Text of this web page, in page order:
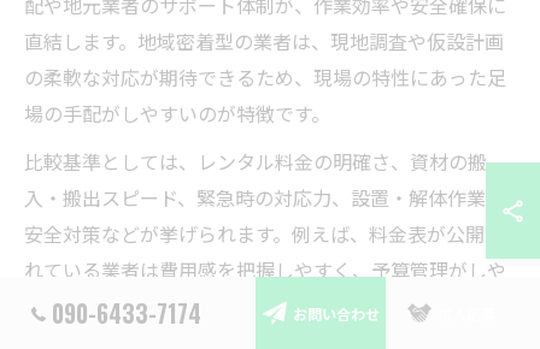
直結します。地域密着型の業者は、現地調査や仮設計画
の柔軟な対応が期待できるため、現場の特性にあった足
場の手配がしやすいのが特徴です。
比較基準としては、レンタル料金の明確さ、資材の搬
入・搬出スピード、緊急時の対応力、設置・解体作業の
安全対策などが挙げられます。例えば、料金表が公開さ
れている業者は費用感を把握しやすく、予算管理がしや
すいです。また、現場ごとに異なる工期や規模に柔軟に
090-6433-7174 お問い合わせ